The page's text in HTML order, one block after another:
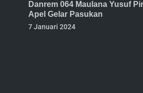
Danrem 064 Maulana Yusuf
Apel Gelar Pasukan
7 Januari 2024